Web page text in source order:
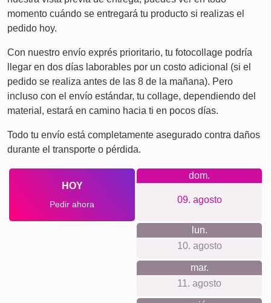
momento cuándo se entregará tu producto si realizas el
pedido hoy.
Con nuestro envío exprés prioritario, tu fotocollage podría
llegar en dos días laborables por un costo adicional (si el
pedido se realiza antes de las 8 de la mañana). Pero
incluso con el envío estándar, tu collage, dependiendo del
material, estará en camino hacia ti en pocos días.
Todo tu envío está completamente asegurado contra daños
durante el transporte o pérdida.
HOY
Pedir ahora
dom.
09. agosto
lun.
10. agosto
mar.
11. agosto